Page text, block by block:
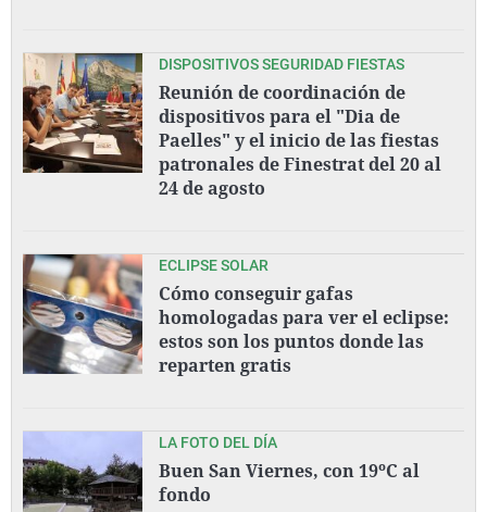
DISPOSITIVOS SEGURIDAD FIESTAS
Reunión de coordinación de
dispositivos para el "Dia de
Paelles" y el inicio de las fiestas
patronales de Finestrat del 20 al
24 de agosto
ECLIPSE SOLAR
Cómo conseguir gafas
homologadas para ver el eclipse:
estos son los puntos donde las
reparten gratis
LA FOTO DEL DÍA
Buen San Viernes, con 19ºC al
fondo